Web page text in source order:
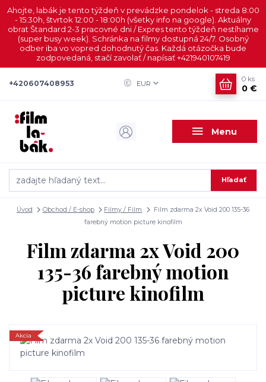
Ahojte, labák je tento týždeň v prevádzke pondelok - streda 8:00
- 15:30h, štvrtok 12:00 - 18:00h (všetky info na google). Aktuálny
obrat Štandard 2-3 pracovné dni / Expres tento týždeň nestíhame
(super busy week). Schránka na filmy dostupná 24/7. Osobný
odber iba vo vopred dohodnutý čas. Každá otázočka bude
zodpovedaná, stačí zavolať / napísať +421940107419
Menu
EUR
Hľadať
+420607408953
0 ks
0 €
Úvod Obchod / E-shop Filmy / Film
Film zdarma 2x Void 200 135-36
farebný motion picture kinofilm
Film zdarma 2x Void 200
135-36 farebný motion
picture kinofilm
Akcia